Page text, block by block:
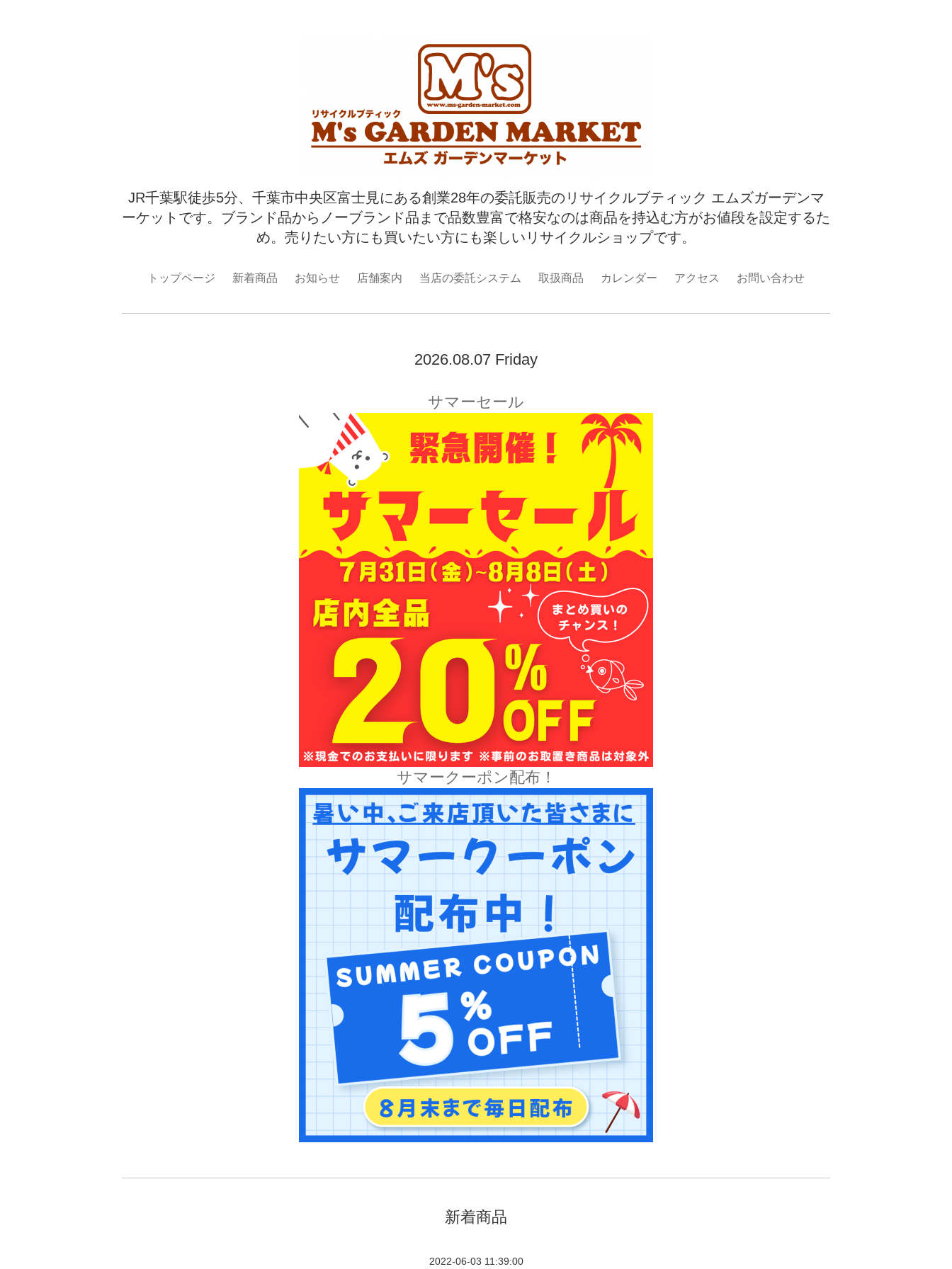
JR千葉駅徒歩5分、千葉市中央区富士見にある創業28年の委託販売のリサイクルブティック エムズガーデンマ
ーケットです。ブランド品からノーブランド品まで品数豊富で格安なのは商品を持込む方がお値段を設定するた
め。売りたい方にも買いたい方にも楽しいリサイクルショップです。
トップページ 新着商品 お知らせ 店舗案内 当店の委託システム 取扱商品 カレンダー アクセス お問い合わせ
2026.08.07 Friday
サマーセール
サマークーポン配布！
新着商品
2022-06-03 11:39:00